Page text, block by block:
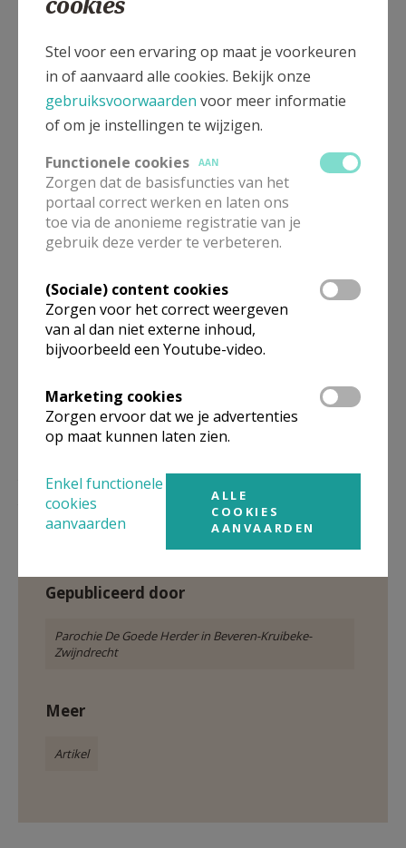
Feest van Hoop - 15 augustus 2025 © Parochie De Goede
Herder in BKZ
Gepubliceerd door
Parochie De Goede Herder in Beveren-Kruibeke-
Zwijndrecht
Meer
Artikel
Stel voor een ervaring op maat je voorkeuren
in of aanvaard alle cookies. Bekijk onze
gebruiksvoorwaarden voor meer informatie
of om je instellingen te wijzigen.
Functionele cookies
AAN
Zorgen dat de basisfuncties van het
portaal correct werken en laten ons
toe via de anonieme registratie van je
gebruik deze verder te verbeteren.
(Sociale) content cookies
Zorgen voor het correct weergeven
van al dan niet externe inhoud,
bijvoorbeeld een Youtube-video.
Marketing cookies
Zorgen ervoor dat we je advertenties
op maat kunnen laten zien.
Enkel functionele
cookies
aanvaarden
ALLE
COOKIES
AANVAARDEN